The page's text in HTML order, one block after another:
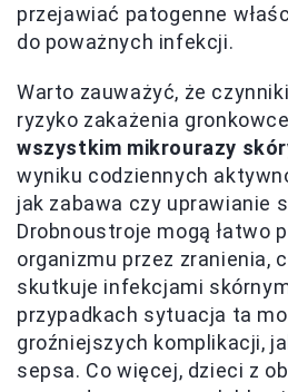
przejawiać patogenne
do poważnych infekcji.
Warto zauważyć, że
ryzyko zakażenia
wszystkim mikrourazy
wyniku codziennych
jak zabawa czy uprawianie
Drobnoustroje mogą łatwo
organizmu przez zranienia,
skutkuje infekcjami
przypadkach sytuacja ta
groźniejszych komplikacji,
sepsa. Co więcej, dzieci z